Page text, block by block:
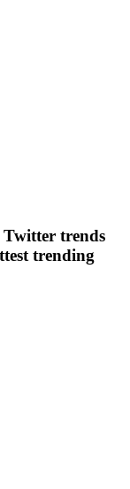
trends
trending